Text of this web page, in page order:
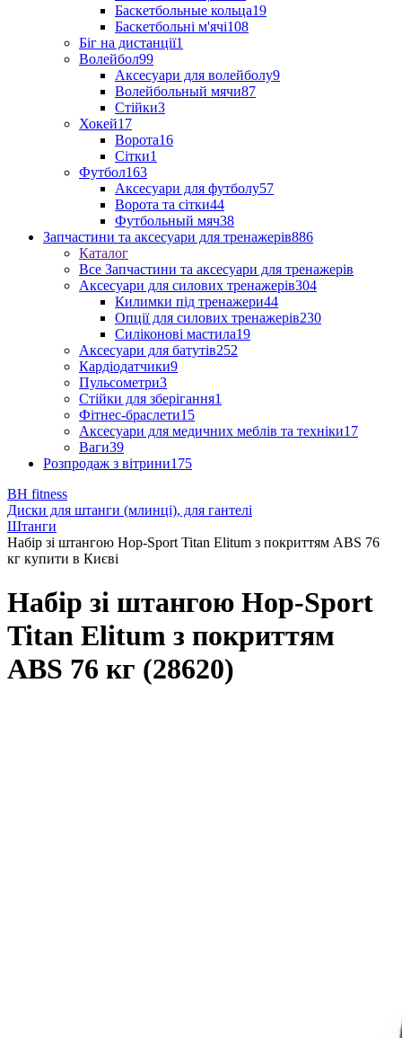
Баскетбольные кольца19
Баскетбольні м'ячі108
Біг на дистанції1
Волейбол99
Аксесуари для волейболу9
Волейбольный мячи87
Стійки3
Хокей17
Ворота16
Сітки1
Футбол163
Аксесуари для футболу57
Ворота та сітки44
Футбольный мяч38
Запчастини та аксесуари для тренажерів886
Каталог
Все Запчастини та аксесуари для тренажерів
Аксесуари для силових тренажерів304
Килимки під тренажери44
Опції для силових тренажерів230
Силіконові мастила19
Аксесуари для батутів252
Кардіодатчики9
Пульсометри3
Стійки для зберігання1
Фітнес-браслети15
Аксесуари для медичних меблів та техніки17
Ваги39
Розпродаж з вітрини175
BH fitness
Диски для штанги (млинці), для гантелі
Штанги
Набір зі штангою Hop-Sport Titan Elitum з покриттям ABS 76
кг купити в Києві
Набір зі штангою Hop-Sport
Titan Elitum з покриттям
ABS 76 кг (28620)